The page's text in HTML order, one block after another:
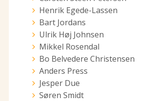
Henrik Egede-Lassen
Bart Jordans
Ulrik Høj Johnsen
Mikkel Rosendal
Bo Belvedere Christensen
Anders Press
Jesper Due
Søren Smidt